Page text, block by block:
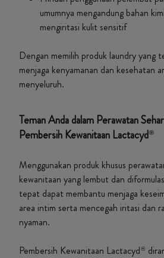
umumnya mengandung bahan
mengiritasi kulit sensitif
Dengan memilih produk laundry yang
menjaga kenyamanan dan kesehatan
menyeluruh.
Teman Anda dalam Perawatan
Pembersih Kewanitaan Lactacyd®
Menggunakan produk khusus
kewanitaan yang lembut dan
tepat dapat membantu menjaga
area intim serta mencegah iritasi dan
nyaman.
Pembersih Kewanitaan Lactacyd®